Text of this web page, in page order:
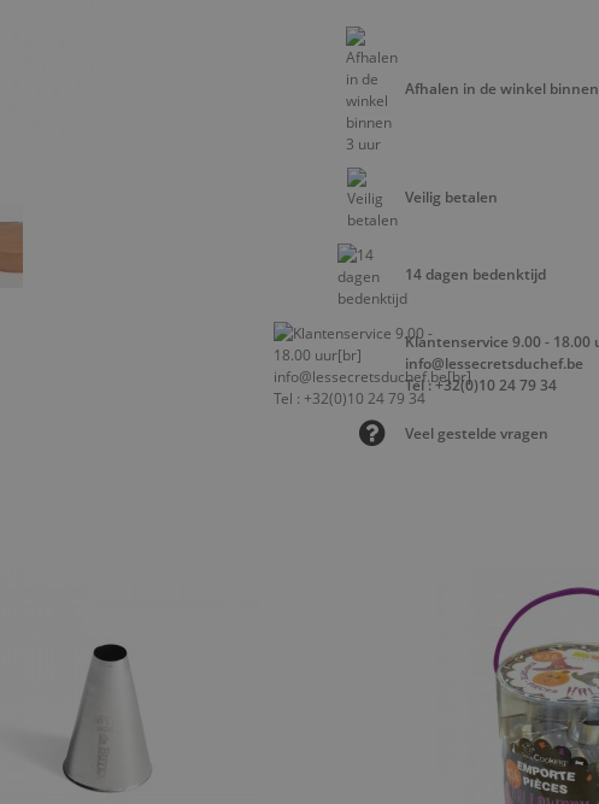
Afhalen in de winkel
Veilig betalen
14 dagen bedenktijd
Klantenservice 9.00 - 18.00
info@lessecretsduchef.be
Tel : +32(0)10 24 79 34
Veel gestelde vragen